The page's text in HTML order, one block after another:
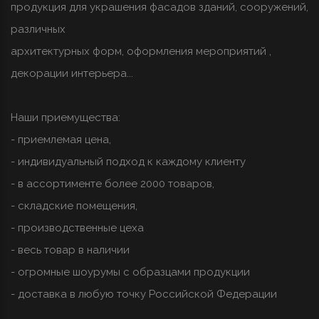
продукция для украшения фасадов зданий, сооружений,
различных
архитектурных форм, оформления мероприятий ,
декорации интерьера...
Наши приемущества:
- приемлемая цена,
- индивидуальный подход к каждому клиенту
- в ассортименте более 2000 товаров,
- складские помещения,
- производственные цеха
- весь товар в наличии
- огромные шоурумы с образцами продукции
- доставка в любую точку Российской Федерации